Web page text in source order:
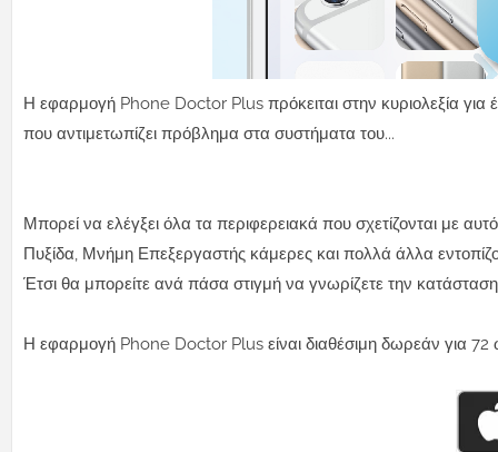
Η εφαρμογή Phone Doctor Plus πρόκειται στην κυριολεξία για
που αντιμετωπίζει πρόβλημα στα συστήματα του...
Μπορεί να ελέγξει όλα τα περιφερειακά που σχετίζονται με
Πυξίδα, Μνήμη Επεξεργαστής κάμερες και πολλά άλλα
Έτσι θα μπορείτε ανά πάσα στιγμή να γνωρίζετε την
Η εφαρμογή Phone Doctor Plus είναι διαθέσιμη δωρεάν για